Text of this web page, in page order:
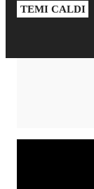
TEMI CALDI